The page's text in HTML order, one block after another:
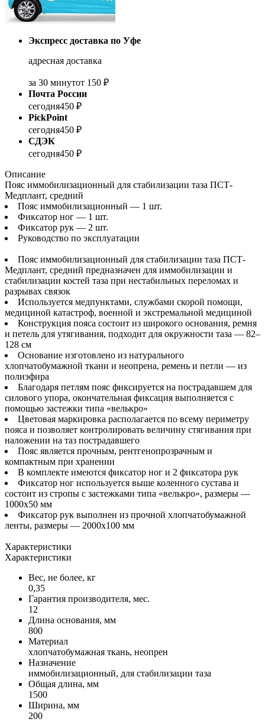
Экспресс доставка по Уфе
адресная доставка
за 30 минутот 150 ₽
Почта России
сегодня450 ₽
PickPoint
сегодня450 ₽
СДЭК
сегодня450 ₽
Описание
Пояс иммобилизационный для стабилизации таза ПСТ-
Медплант, средний
Пояс иммобилизационный — 1 шт.
Фиксатор ног — 1 шт.
Фиксатор рук — 2 шт.
Руководство по эксплуатации
Пояс иммобилизационный для стабилизации таза ПСТ-
Медплант, средний предназначен для иммобилизации и
стабилизации костей таза при нестабильных переломах и
разрывах связок
Используется медпунктами, службами скорой помощи,
медициной катастроф, военной и экстремальной медициной
Конструкция пояса состоит из широкого основания, ремня
и петель для утягивания, подходит для окружности таза — 82–
128 см
Основание изготовлено из натурального
хлопчатобумажной ткани и неопрена, ремень и петли — из
полиэфира
Благодаря петлям пояс фиксируется на пострадавшем для
силового упора, окончательная фиксация выполняется с
помощью застежки типа «велькро»
Цветовая маркировка располагается по всему периметру
пояса и позволяет контролировать величину стягивания при
наложении на таз пострадавшего
Пояс является прочным, рентгенопрозрачным и
компактным при хранении
В комплекте имеются фиксатор ног и 2 фиксатора рук
Фиксатор ног используется выше коленного сустава и
состоит из стропы с застежками типа «велькро», размеры —
1000x50 мм
Фиксатор рук выполнен из прочной хлопчатобумажной
ленты, размеры — 2000x100 мм
Характеристики
Характеристики
Вес, не более, кг
0,35
Гарантия производителя, мес.
12
Длина основания, мм
800
Материал
хлопчатобумажная ткань, неопрен
Назначение
иммобилизационный, для стабилизации таза
Общая длина, мм
1500
Ширина, мм
200